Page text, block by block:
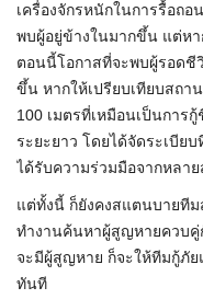
เครื่องจักรหนักในการรื้อถ
พบผู้อยู่ข้างในมากขึ้น แต่ห
ตอนนี้โอกาสที่จะพบผู้รอดชี
ขึ้น หากให้เปรียบเทียบสถ
100 เมตรที่เหมือนเป็นการ
ระยะยาว โดยได้จัดระเบีย
ได้รับความร่วมมือจากหลา
แต่ทั้งนี้ ก็ยังคงสแตนบายที
ทำงานค้นหาผู้สูญหายควบ
จะมีผู้สูญหาย ก็จะให้ทีมกู้ภั
ทันที